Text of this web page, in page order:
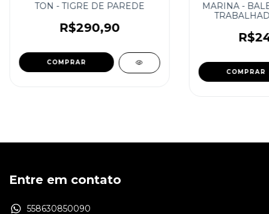
TON - TIGRE DE PAREDE
R$290,90
MARINA -
Entre em contato
558630850090